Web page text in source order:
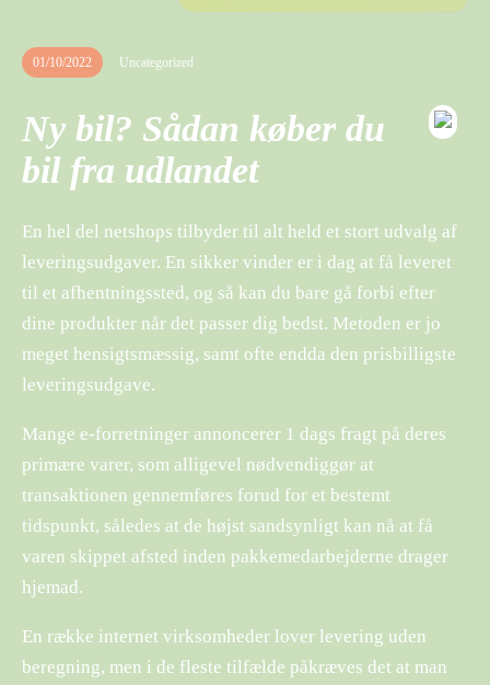
01/10/2022 Uncategorized
Ny bil? Sådan køber du
bil fra udlandet
En hel del netshops tilbyder til alt held et stort udvalg af
leveringsudgaver. En sikker vinder er i dag at få leveret
til et afhentningssted, og så kan du bare gå forbi efter
dine produkter når det passer dig bedst. Metoden er jo
meget hensigtsmæssig, samt ofte endda den prisbilligste
leveringsudgave.
Mange e-forretninger annoncerer 1 dags fragt på deres
primære varer, som alligevel nødvendiggør at
transaktionen gennemføres forud for et bestemt
tidspunkt, således at de højst sandsynligt kan nå at få
varen skippet afsted inden pakkemedarbejderne drager
hjemad.
En række internet virksomheder lover levering uden
beregning, men i de fleste tilfælde påkræves det at man